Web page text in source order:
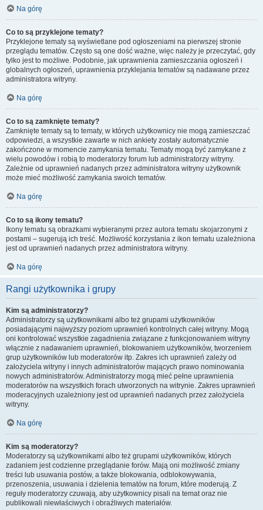
Na górę
Co to są przyklejone tematy?
Przyklejone tematy są wyświetlane pod ogłoszeniami na pierwszej stronie
przeglądu tematów. Często są one dość ważne, więc należy je przeczytać, gdy
tylko jest to możliwe. Podobnie, jak uprawnienia zamieszczania ogłoszeń i
globalnych ogłoszeń, uprawnienia przyklejania tematów są nadawane przez
administratora witryny.
Na górę
Co to są zamknięte tematy?
Zamknięte tematy są to tematy, w których użytkownicy nie mogą zamieszczać
odpowiedzi, a wszystkie zawarte w nich ankiety zostały automatycznie
zakończone w momencie zamykania tematu. Tematy mogą być zamykane z
wielu powodów i robią to moderatorzy forum lub administratorzy witryny.
Zależnie od uprawnień nadanych przez administratora witryny użytkownik
może mieć możliwość zamykania swoich tematów.
Na górę
Co to są ikony tematu?
Ikony tematu są obrazkami wybieranymi przez autora tematu skojarzonymi z
postami – sugerują ich treść. Możliwość korzystania z ikon tematu uzależniona
jest od uprawnień nadanych przez administratora witryny.
Na górę
Rangi użytkownika i grupy
Kim są administratorzy?
Administratorzy są użytkownikami albo też grupami użytkowników
posiadającymi najwyższy poziom uprawnień kontrolnych całej witryny. Mogą
oni kontrolować wszystkie zagadnienia związane z funkcjonowaniem witryny
włącznie z nadawaniem uprawnień, blokowaniem użytkowników, tworzeniem
grup użytkowników lub moderatorów itp. Zakres ich uprawnień zależy od
założyciela witryny i innych administratorów mających prawo nominowania
nowych administratorów. Administratorzy mogą mieć pełne uprawnienia
moderatorów na wszystkich forach utworzonych na witrynie. Zakres uprawnień
moderacyjnych uzależniony jest od uprawnień nadanych przez założyciela
witryny.
Na górę
Kim są moderatorzy?
Moderatorzy są użytkownikami albo też grupami użytkowników, których
zadaniem jest codzienne przeglądanie forów. Mają oni możliwość zmiany
treści lub usuwania postów, a także blokowania, odblokowywania,
przenoszenia, usuwania i dzielenia tematów na forum, które moderują. Z
reguły moderatorzy czuwają, aby użytkownicy pisali na temat oraz nie
publikowali niewłaściwych i obraźliwych materiałów.